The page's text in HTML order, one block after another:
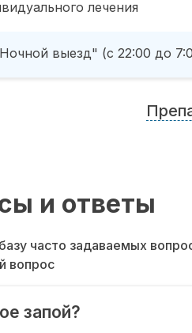
лечения
выезд" (с 22:00 до
и ответы
часто задаваемых
вопрос
запой?